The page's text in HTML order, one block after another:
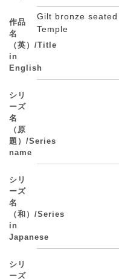
作品
名
（英）/Title
in
English
Gilt bronze
Temple
シリ
ーズ
名
（原
題）/Series
name
シリ
ーズ
名
（和）/Series
in
Japanese
シリ
ーズ